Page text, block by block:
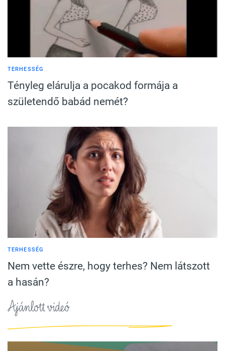
TERHESSÉG
Tényleg elárulja a pocakod formája a
születendő babád nemét?
TERHESSÉG
Nem vette észre, hogy terhes? Nem látszott
a hasán?
Ajánlott videó